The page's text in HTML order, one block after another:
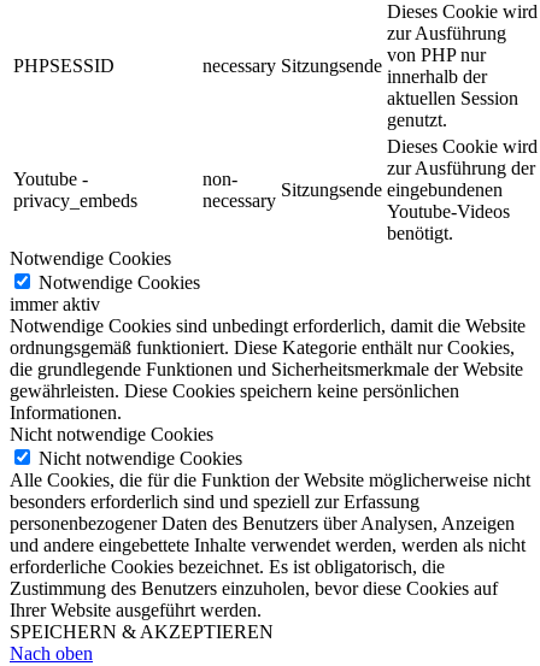
PHPSESSID necessary Sitzungsende
Dieses Cookie wird
zur Ausführung
von PHP nur
innerhalb der
aktuellen Session
genutzt.
Youtube -
privacy_embeds
non-
necessary
Sitzungsende
Dieses Cookie wird
zur Ausführung der
eingebundenen
Youtube-Videos
benötigt.
Notwendige Cookies
Notwendige Cookies
immer aktiv
Notwendige Cookies sind unbedingt erforderlich, damit die Website
ordnungsgemäß funktioniert. Diese Kategorie enthält nur Cookies,
die grundlegende Funktionen und Sicherheitsmerkmale der Website
gewährleisten. Diese Cookies speichern keine persönlichen
Informationen.
Nicht notwendige Cookies
Nicht notwendige Cookies
Alle Cookies, die für die Funktion der Website möglicherweise nicht
besonders erforderlich sind und speziell zur Erfassung
personenbezogener Daten des Benutzers über Analysen, Anzeigen
und andere eingebettete Inhalte verwendet werden, werden als nicht
erforderliche Cookies bezeichnet. Es ist obligatorisch, die
Zustimmung des Benutzers einzuholen, bevor diese Cookies auf
Ihrer Website ausgeführt werden.
SPEICHERN & AKZEPTIEREN
Nach oben